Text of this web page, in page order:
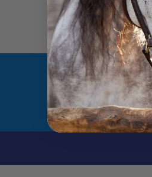
Abonnez-